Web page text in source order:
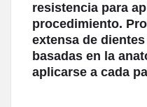
resistencia para
procedimiento.
extensa de
basadas en la
aplicarse a cada